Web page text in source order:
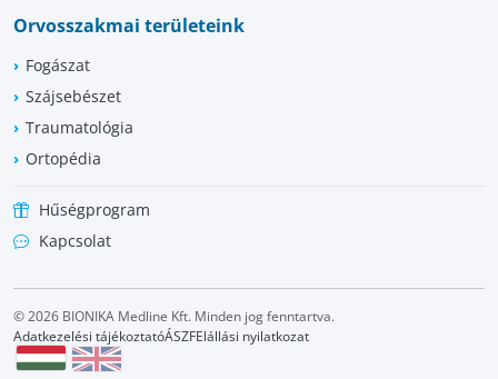
Orvosszakmai területeink
Fogászat
Szájsebészet
Traumatológia
Ortopédia
Hűségprogram
Kapcsolat
© 2026 BIONIKA Medline Kft. Minden jog fenntartva.
Adatkezelési tájékoztatóÁSZFElállási nyilatkozat